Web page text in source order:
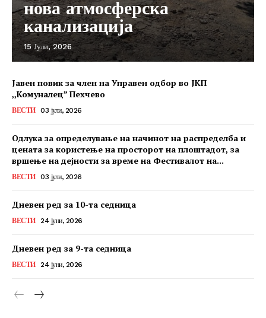
нова атмосферска
канализација
15 Јули, 2026
Јавен повик за член на Управен одбор во ЈКП
,,Комуналец” Пехчево
ВЕСТИ 03 јули, 2026
Одлука за определување на начинот на распределба и
цената за користење на просторот на плоштадот, за
вршење на дејности за време на Фестивалот на...
ВЕСТИ 03 јули, 2026
Дневен ред за 10-та седница
ВЕСТИ 24 јуни, 2026
Дневен ред за 9-та седница
ВЕСТИ 24 јуни, 2026